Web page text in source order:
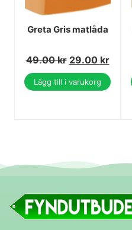
Greta Gris matlåda
49.00kr 29.00 kr
Lägg till i varukorg